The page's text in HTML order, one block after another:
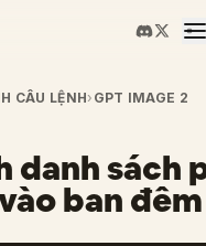
sử dụng
CÂU LỆNH› GPT IMAGE 2
danh sách
ban đêm